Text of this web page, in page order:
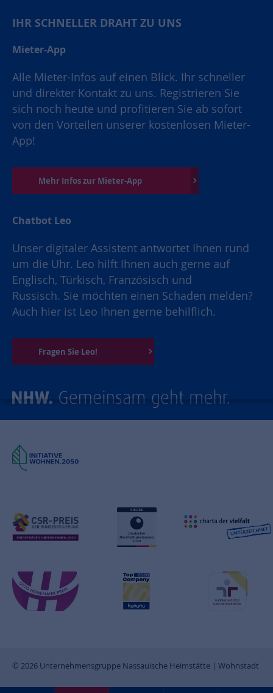
IHR SCHNELLER DRAHT ZU UNS
Mieter-App
Alle Mieter-Infos auf einen Blick. Ihr schneller
und direkter Kontakt zu uns. Registrieren Sie
sich noch heute und profitieren Sie ab sofort
von den Vorteilen unserer kostenlosen Mieter-
App!
Mehr Infos zur Mieter-App
Chatbot Leo
Unser digitaler Assistent antwortet Ihnen rund
um die Uhr. Leo hilft Ihnen auch gerne auf
Englisch, Türkisch, Französisch und
Russisch. Sie möchten einen Schaden melden?
Auch hier ist Leo Ihnen gerne behilflich.
Fragen Sie Leo!
© 2026 Unternehmensgruppe Nassauische Heimstätte | Wohnstadt